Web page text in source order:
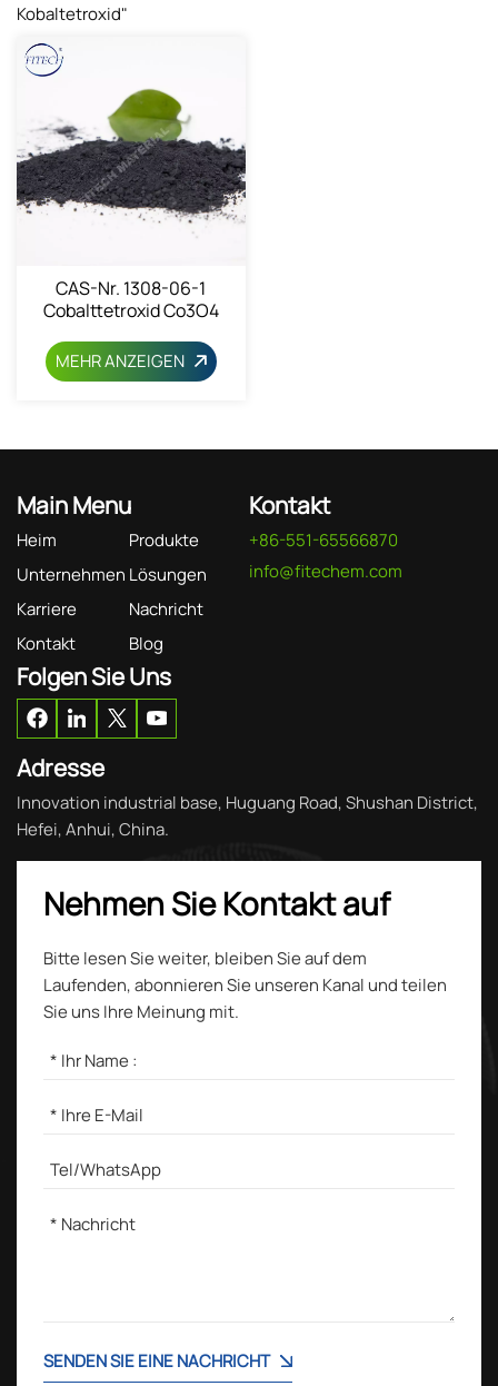
Kobaltetroxid"
CAS-Nr. 1308-06-1
Cobalttetroxid Co3O4
MEHR ANZEIGEN
Main Menu
Heim
Produkte
Unternehmen Lösungen
Karriere
Nachricht
Kontakt
Blog
Kontakt
+86-551-65566870
info@fitechem.com
Folgen Sie Uns
Adresse
Innovation industrial base, Huguang Road, Shushan District,
Hefei, Anhui, China.
Nehmen Sie Kontakt auf
Bitte lesen Sie weiter, bleiben Sie auf dem
Laufenden, abonnieren Sie unseren Kanal und teilen
Sie uns Ihre Meinung mit.
SENDEN SIE EINE NACHRICHT